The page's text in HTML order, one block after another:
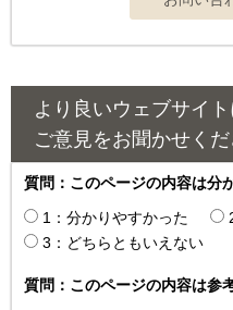
より良いウェブサイ
ご意見をお聞かせく
質問：このページの内容は分
1：分かりやすかった
3：どちらともいえない
質問：このページの内容は参